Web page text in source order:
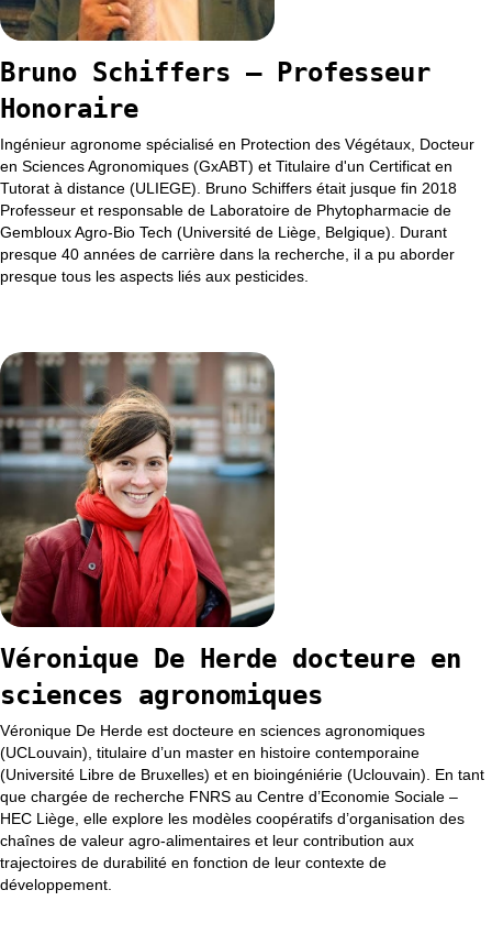
Bruno Schiffers – Professeur
Honoraire
Ingénieur agronome spécialisé en Protection des Végétaux, Docteur
en Sciences Agronomiques (GxABT) et Titulaire d'un Certificat en
Tutorat à distance (ULIEGE). Bruno Schiffers était jusque fin 2018
Professeur et responsable de Laboratoire de Phytopharmacie de
Gembloux Agro-Bio Tech (Université de Liège, Belgique). Durant
presque 40 années de carrière dans la recherche, il a pu aborder
presque tous les aspects liés aux pesticides.
Véronique De Herde docteure en
sciences agronomiques
Véronique De Herde est docteure en sciences agronomiques
(UCLouvain), titulaire d’un master en histoire contemporaine
(Université Libre de Bruxelles) et en bioingéniérie (Uclouvain). En tant
que chargée de recherche FNRS au Centre d’Economie Sociale –
HEC Liège, elle explore les modèles coopératifs d’organisation des
chaînes de valeur agro-alimentaires et leur contribution aux
trajectoires de durabilité en fonction de leur contexte de
développement.